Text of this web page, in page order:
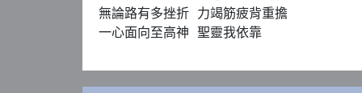
無論路有多挫折  力竭筋疲背重擔
一心面向至高神  聖靈我依靠